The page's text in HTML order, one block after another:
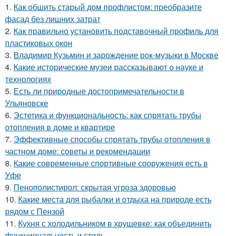
1. Как обшить старый дом профлистом: преобразите
фасад без лишних затрат
2. Как правильно установить подставочный профиль для
пластиковых окон
3. Владимир Кузьмин и зарождение рок-музыки в Москве
4. Какие исторические музеи рассказывают о науке и
технологиях
5. Есть ли природные достопримечательности в
Ульяновске
6. Эстетика и функциональность: как спрятать трубы
отопления в доме и квартире
7. Эффективные способы спрятать трубы отопления в
частном доме: советы и рекомендации
8. Какие современные спортивные сооружения есть в
Уфе
9. Пенополистирол: скрытая угроза здоровью
10. Какие места для рыбалки и отдыха на природе есть
рядом с Пензой
11. Кухня с холодильником в хрущевке: как объединить